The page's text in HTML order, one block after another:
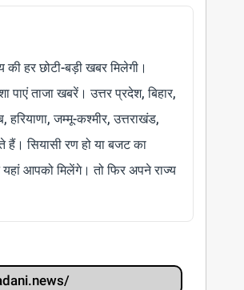
हर छोटी-बड़ी खबर मिलेगी।
ताजा खबरें। उत्तर प्रदेश, बिहार,
जम्मू-कश्मीर, उत्तराखंड,
हैं। सियासी रण हो या बजट का
आपको मिलेंगे। तो फिर अपने राज्य